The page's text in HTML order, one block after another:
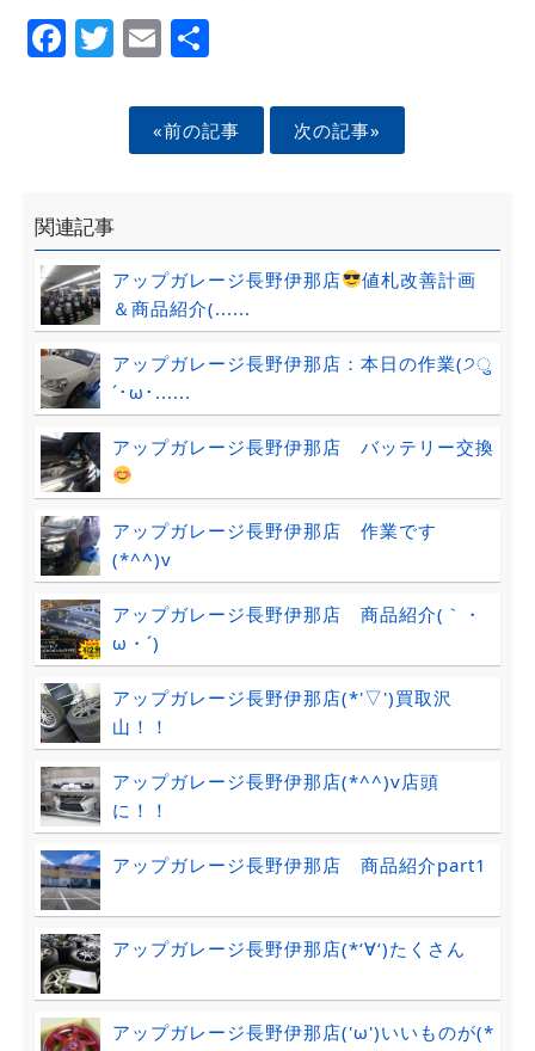
Facebook
Twitter
EmailShare
«前の記事 次の記事»
関連記事
アップガレージ長野伊那店
値札改善計画
＆商品紹介(......
アップガレージ長野伊那店：本日の作業(੭ु
´･ω･......
アップガレージ長野伊那店 バッテリー交換
アップガレージ長野伊那店 作業です
(*^^)v
アップガレージ長野伊那店 商品紹介(｀・
ω・´)ゞ
アップガレージ長野伊那店(*'▽')買取沢
山！！
アップガレージ長野伊那店(*^^)v店頭
に！！
アップガレージ長野伊那店 商品紹介part1
アップガレージ長野伊那店(*‘∀‘)たくさん
アップガレージ長野伊那店('ω')いいものが(*